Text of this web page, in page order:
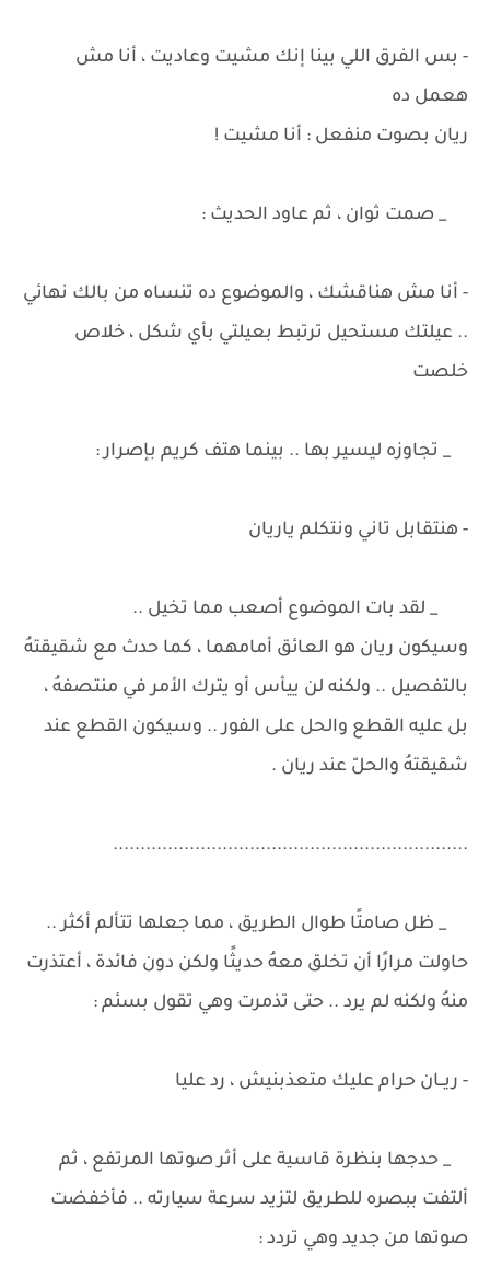
- بس الفرق اللي بينا إنك مشيت وعاديت ، أنا مش
هعمل ده
ريان بصوت منفعل : أنا مشيت !
_ صمت ثوان ، ثم عاود الحديث :
- أنا مش هناقشك ، والموضوع ده تنساه من بالك نهائي
.. عيلتك مستحيل ترتبط بعيلتي بأي شكل ، خلاص
خلصت
_ تجاوزه ليسير بها .. بينما هتف كريم بإصرار :
- هنتقابل تاني ونتكلم ياريان
_ لقد بات الموضوع أصعب مما تخيل ..
وسيكون ريان هو العائق أمامهما ، كما حدث مع شقيقتهُ
بالتفصيل .. ولكنه لن ييأس أو يترك الأمر في منتصفهُ ،
بل عليه القطع والحل على الفور .. وسيكون القطع عند
شقيقتهُ والحلّ عند ريان .
.................................................................
_ ظل صامتًا طوال الطريق ، مما جعلها تتألم أكثر ..
حاولت مرارًا أن تخلق معهُ حديثًا ولكن دون فائدة ، أعتذرت
منهُ ولكنه لم يرد .. حتى تذمرت وهي تقول بسئم :
- ريــان حرام عليك متعذبنيش ، رد عليا
_ حدجها بنظرة قاسية على أثر صوتها المرتفع ، ثم
ألتفت ببصره للطريق لتزيد سرعة سيارته .. فأخفضت
صوتها من جديد وهي تردد :